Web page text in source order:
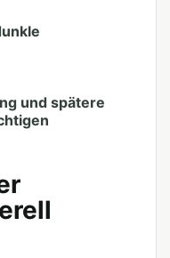
und spätere